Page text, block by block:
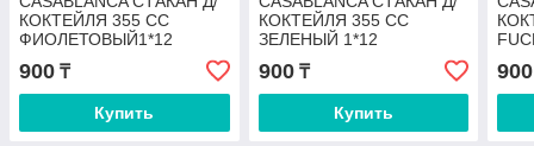
КОКТЕЙЛЯ 355 СС
ФИОЛЕТОВЫЙ1*12
900 ₸
Купить
КОКТЕЙЛЯ 355 СС
ЗЕЛЕНЫЙ 1*12
900₸
Купить
900